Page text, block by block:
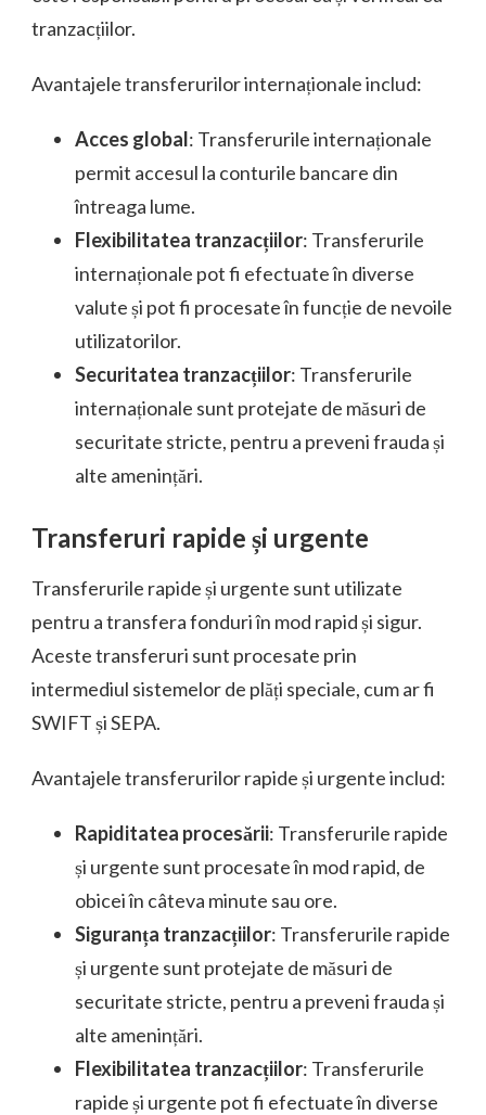
tranzacțiilor.
Avantajele transferurilor internaționale includ:
Acces global: Transferurile internaționale
permit accesul la conturile bancare din
întreaga lume.
Flexibilitatea tranzacțiilor: Transferurile
internaționale pot fi efectuate în diverse
valute și pot fi procesate în funcție de nevoile
utilizatorilor.
Securitatea tranzacțiilor: Transferurile
internaționale sunt protejate de măsuri de
securitate stricte, pentru a preveni frauda și
alte amenințări.
Transferuri rapide și urgente
Transferurile rapide și urgente sunt utilizate
pentru a transfera fonduri în mod rapid și sigur.
Aceste transferuri sunt procesate prin
intermediul sistemelor de plăți speciale, cum ar fi
SWIFT și SEPA.
Avantajele transferurilor rapide și urgente includ:
Rapiditatea procesării: Transferurile rapide
și urgente sunt procesate în mod rapid, de
obicei în câteva minute sau ore.
Siguranța tranzacțiilor: Transferurile rapide
și urgente sunt protejate de măsuri de
securitate stricte, pentru a preveni frauda și
alte amenințări.
Flexibilitatea tranzacțiilor: Transferurile
rapide și urgente pot fi efectuate în diverse